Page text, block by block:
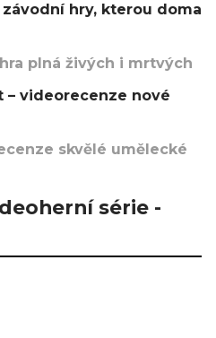
hry, kterou doma
plná živých i mrtvých
– videorecenze nové
skvělé umělecké
série -